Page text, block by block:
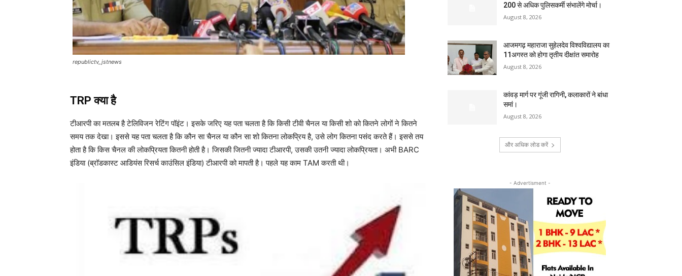
republictv_jstnews
TRP क्या है
टीआरपी का मतलब है टेलिविजन रेटिंग पॉइंट। इसके जरिए यह पता चलता है कि किसी टीवी चैनल या किसी शो को कितने लोगों ने कितने
समय तक देखा। इससे यह पता चलता है कि कौन सा चैनल या कौन सा शो कितना लोकप्रिय है, उसे लोग कितना पसंद करते हैं। इससे तय
होता है कि किस चैनल की लोकप्रियता कितनी होती है। जिसकी जितनी ज्यादा टीआरपी, उसकी उतनी ज्यादा लोकप्रियता। अभी BARC
इंडिया (ब्रॉडकास्ट आडियंस रिसर्च काउंसिल इंडिया) टीआरपी को मापती है। पहले यह काम TAM करती थी।
200 से अधिक पुलिसकर्मी संभालेंगे मोर्चा।
August 8, 2026
आजमगढ़ महाराजा सुहेलदेव विश्वविद्यालय का
11अगस्त को होगा तृतीय दीक्षांत समारोह
August 8, 2026
कांवड़ मार्ग पर गूंजी रागिनी, कलाकारों ने बांधा
समां।
August 8, 2026
और अधिक लोड करें
- Advertisment -